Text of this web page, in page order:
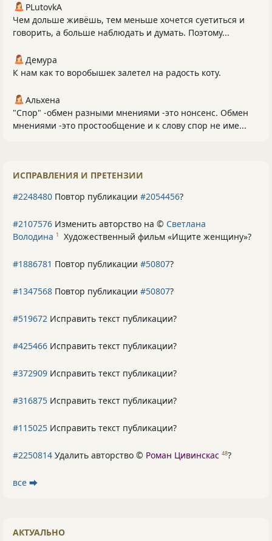
PLutоvkА
Чем дольше живёшь, тем меньше хочется суетиться и
говорить, а больше наблюдать и думать. Поэтому...
Демура
К нам как то воробышек залетел на радость коту.
Альхена
"Спор" -обмен разными мнениями -это нонсенс. Обмен
мнениями -это простообщение и к слову спор не име...
ИСПРАВЛЕНИЯ И ПРЕТЕНЗИИ
#2248480 Повтор публикации #2054456?
#2107576 Изменить авторство на © Светлана
Володина 1 Художественный фильм «Ищите женщину»?
#1886781 Повтор публикации #50807?
#1347568 Повтор публикации #50807?
#519672 Исправить текст публикации?
#425466 Исправить текст публикации?
#372909 Исправить текст публикации?
#316875 Исправить текст публикации?
#115025 Исправить текст публикации?
#2250814 Удалить авторство © Роман Цивинскас 48?
все ⮕
АКТУАЛЬНО